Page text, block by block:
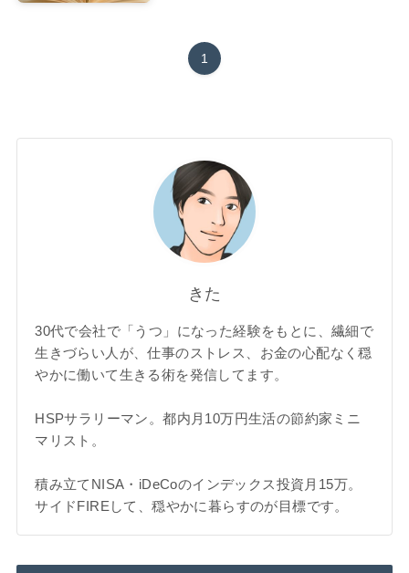
1
きた
30代で会社で「うつ」になった経験をもとに、繊細で
生きづらい人が、仕事のストレス、お金の心配なく穏
やかに働いて生きる術を発信してます。
HSPサラリーマン。都内月10万円生活の節約家ミニ
マリスト。
積み立てNISA・iDeCoのインデックス投資月15万。
サイドFIREして、穏やかに暮らすのが目標です。